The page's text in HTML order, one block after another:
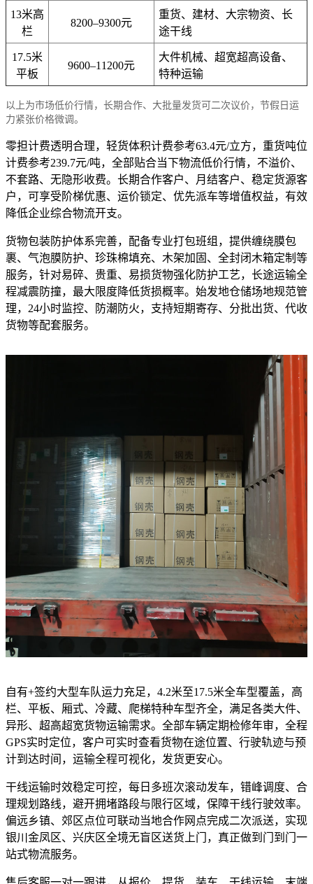
13米高
栏
8200–9300元
重货、建材、大宗物资、长
途干线
17.5米
平板
9600–11200元
大件机械、超宽超高设备、
特种运输
以上为市场低价行情，长期合作、大批量发货可二次议价，节假日运
力紧张价格微调。
零担计费透明合理，轻货体积计费参考63.4元/立方，重货吨位
计费参考239.7元/吨，全部贴合当下物流低价行情，不溢价、
不套路、无隐形收费。长期合作客户、月结客户、稳定货源客
户，可享受阶梯优惠、运价锁定、优先派车等增值权益，有效
降低企业综合物流开支。
货物包装防护体系完善，配备专业打包班组，提供缠绕膜包
裹、气泡膜防护、珍珠棉填充、木架加固、全封闭木箱定制等
服务，针对易碎、贵重、易损货物强化防护工艺，长途运输全
程减震防撞，最大限度降低货损概率。始发地仓储场地规范管
理，24小时监控、防潮防火，支持短期寄存、分批出货、代收
货物等配套服务。
自有+签约大型车队运力充足，4.2米至17.5米全车型覆盖，高
栏、平板、厢式、冷藏、爬梯特种车型齐全，满足各类大件、
异形、超高超宽货物运输需求。全部车辆定期检修年审，全程
GPS实时定位，客户可实时查看货物在途位置、行驶轨迹与预
计到达时间，运输全程可视化，发货更安心。
干线运输时效稳定可控，每日多班次滚动发车，错峰调度、合
理规划路线，避开拥堵路段与限行区域，保障干线行驶效率。
偏远乡镇、郊区点位可联动当地合作网点完成二次派送，实现
银川金凤区、兴庆区全境无盲区送货上门，真正做到门到门一
站式物流服务。